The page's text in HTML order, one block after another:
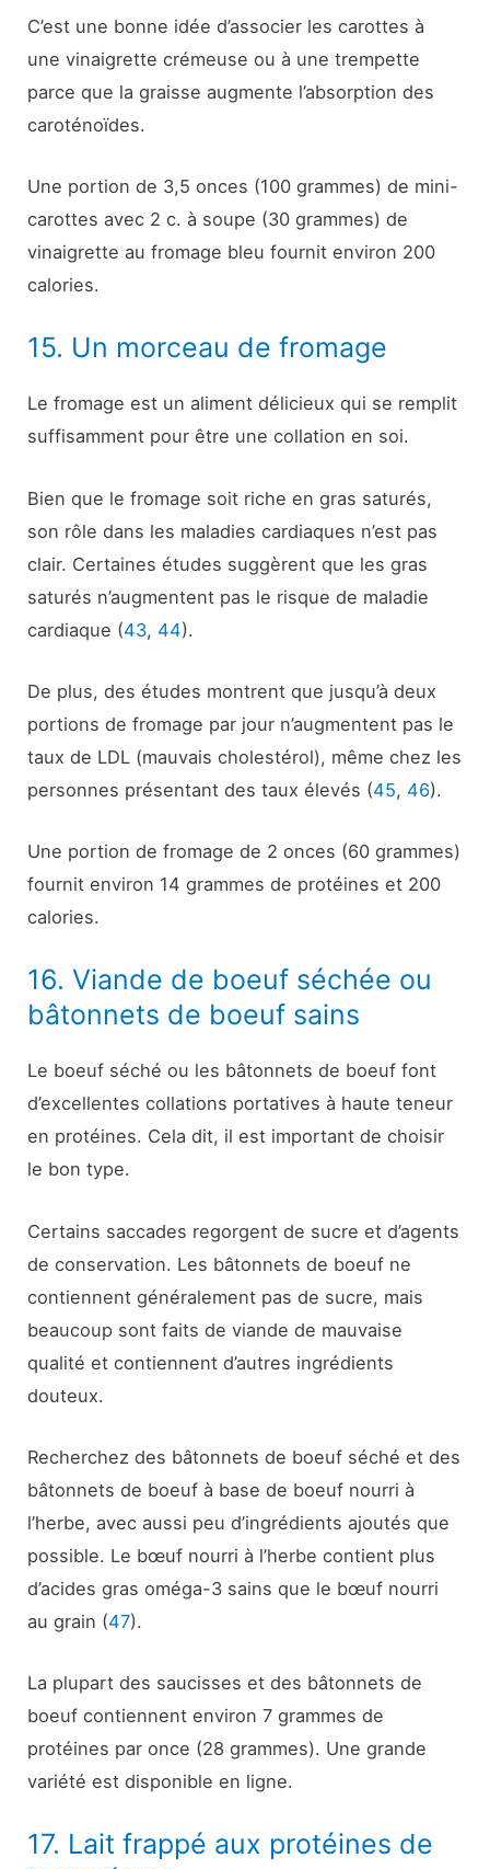
C’est une bonne idée d’associer les carottes à
une vinaigrette crémeuse ou à une trempette
parce que la graisse augmente l’absorption des
caroténoïdes.
Une portion de 3,5 onces (100 grammes) de mini-
carottes avec 2 c. à soupe (30 grammes) de
vinaigrette au fromage bleu fournit environ 200
calories.
15. Un morceau de fromage
Le fromage est un aliment délicieux qui se remplit
suffisamment pour être une collation en soi.
Bien que le fromage soit riche en gras saturés,
son rôle dans les maladies cardiaques n’est pas
clair. Certaines études suggèrent que les gras
saturés n’augmentent pas le risque de maladie
cardiaque (43, 44).
De plus, des études montrent que jusqu’à deux
portions de fromage par jour n’augmentent pas le
taux de LDL (mauvais cholestérol), même chez les
personnes présentant des taux élevés (45, 46).
Une portion de fromage de 2 onces (60 grammes)
fournit environ 14 grammes de protéines et 200
calories.
16. Viande de boeuf séchée ou
bâtonnets de boeuf sains
Le boeuf séché ou les bâtonnets de boeuf font
d’excellentes collations portatives à haute teneur
en protéines. Cela dit, il est important de choisir
le bon type.
Certains saccades regorgent de sucre et d’agents
de conservation. Les bâtonnets de boeuf ne
contiennent généralement pas de sucre, mais
beaucoup sont faits de viande de mauvaise
qualité et contiennent d’autres ingrédients
douteux.
Recherchez des bâtonnets de boeuf séché et des
bâtonnets de boeuf à base de boeuf nourri à
l’herbe, avec aussi peu d’ingrédients ajoutés que
possible. Le bœuf nourri à l’herbe contient plus
d’acides gras oméga-3 sains que le bœuf nourri
au grain (47).
La plupart des saucisses et des bâtonnets de
boeuf contiennent environ 7 grammes de
protéines par once (28 grammes). Une grande
variété est disponible en ligne.
17. Lait frappé aux protéines de